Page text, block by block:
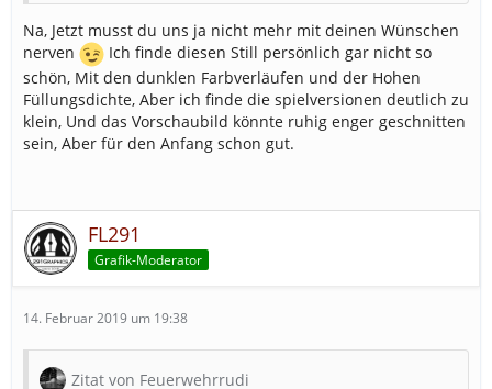
Na, Jetzt musst du uns ja nicht mehr mit deinen Wünschen
nerven
Ich finde diesen Still persönlich gar nicht so
schön, Mit den dunklen Farbverläufen und der Hohen
Füllungsdichte, Aber ich finde die spielversionen deutlich zu
klein, Und das Vorschaubild könnte ruhig enger geschnitten
sein, Aber für den Anfang schon gut.
FL291
Grafik-Moderator
14. Februar 2019 um 19:38
Zitat von Feuerwehrrudi